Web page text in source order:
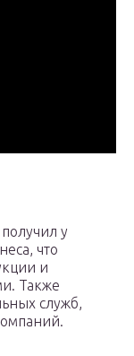
у
что
и
Также
служб,